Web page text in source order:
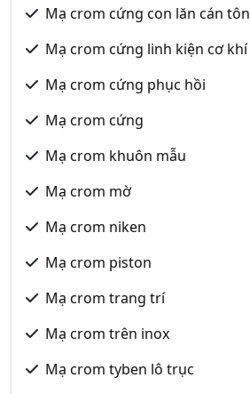
Mạ crom cứng con lăn cán tôn
Mạ crom cứng linh kiện cơ khí
Mạ crom cứng phục hồi
Mạ crom cứng
Mạ crom khuôn mẫu
Mạ crom mờ
Mạ crom niken
Mạ crom piston
Mạ crom trang trí
Mạ crom trên inox
Mạ crom tyben lô trục